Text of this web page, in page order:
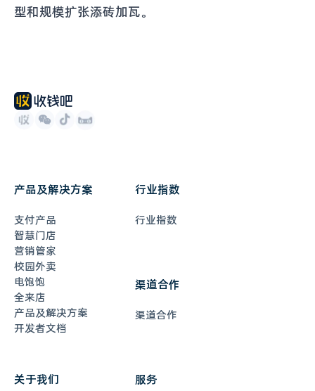
型和规模扩张添砖加瓦。
产品及解决方案
支付产品
智慧门店
营销管家
校园外卖
电饱饱
全来店
产品及解决方案
开发者文档
行业指数
行业指数
渠道合作
渠道合作
关于我们 服务